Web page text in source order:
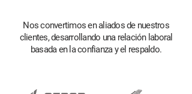
Nos convertimos en aliados de nuestros
clientes, desarrollando una relación laboral
basada en la confianza y el respaldo.